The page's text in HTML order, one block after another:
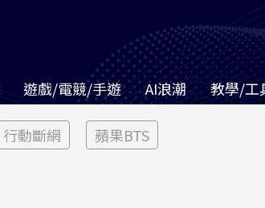
遊戲/電競/手遊 AI浪潮 教學/工
行動斷網 蘋果BTS